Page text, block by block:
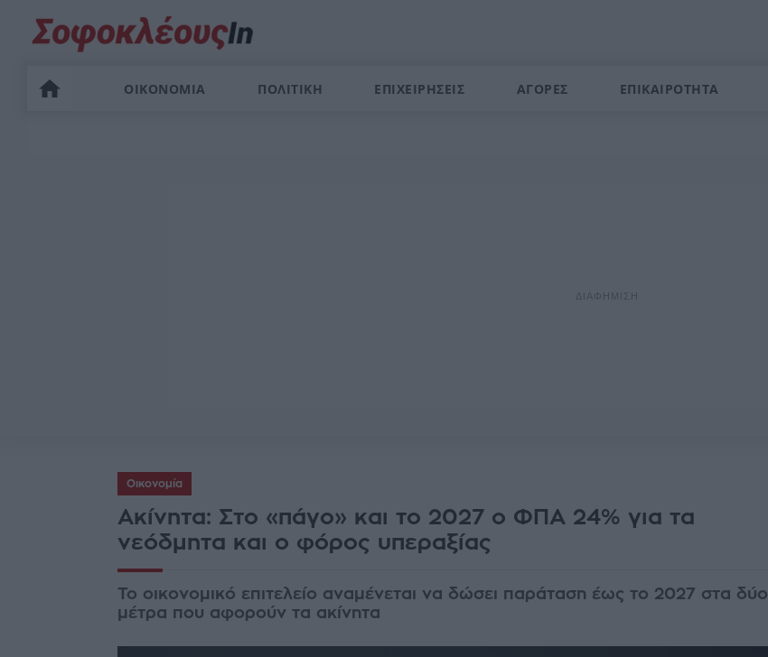
ΟΙΚΟΝΟΜΙΑ ΠΟΛΙΤΙΚΗ ΕΠΙΧΕΙΡΗΣΕΙΣ ΑΓΟΡΕΣ ΕΠΙΚΑΙΡΟΤΗΤΑ
Οικονομία
Ακίνητα: Στο «πάγο» και το 2027 ο ΦΠΑ 24% για τα
νεόδμητα και ο φόρος υπεραξίας
To οικονομικό επιτελείο αναμένεται να δώσει παράταση έως το 2027 στα δύο
μέτρα που αφορούν τα ακίνητα